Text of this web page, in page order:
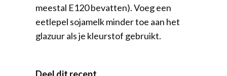
meestal E120 bevatten). Voeg een
eetlepel sojamelk minder toe aan het
glazuur als je kleurstof gebruikt.